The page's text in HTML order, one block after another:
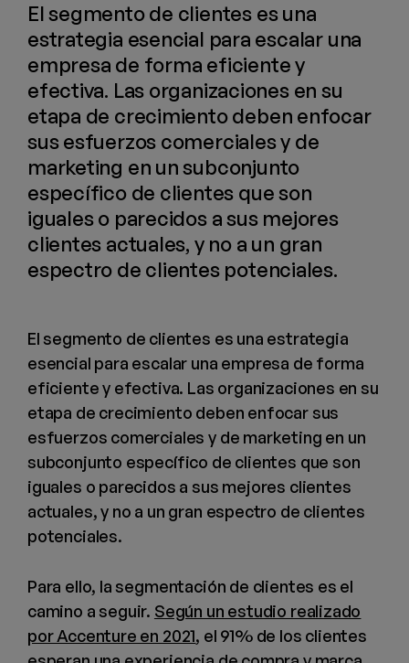
El segmento de clientes es una
estrategia esencial para escalar una
empresa de forma eficiente y
efectiva. Las organizaciones en su
etapa de crecimiento deben enfocar
sus esfuerzos comerciales y de
marketing en un subconjunto
específico de clientes que son
iguales o parecidos a sus mejores
clientes actuales, y no a un gran
espectro de clientes potenciales.
El segmento de clientes es una estrategia
esencial para escalar una empresa de forma
eficiente y efectiva. Las organizaciones en su
etapa de crecimiento deben enfocar sus
esfuerzos comerciales y de marketing en un
subconjunto específico de clientes que son
iguales o parecidos a sus mejores clientes
actuales, y no a un gran espectro de clientes
potenciales.
Para ello, la segmentación de clientes es el
camino a seguir. Según un estudio realizado
por Accenture en 2021, el 91% de los clientes